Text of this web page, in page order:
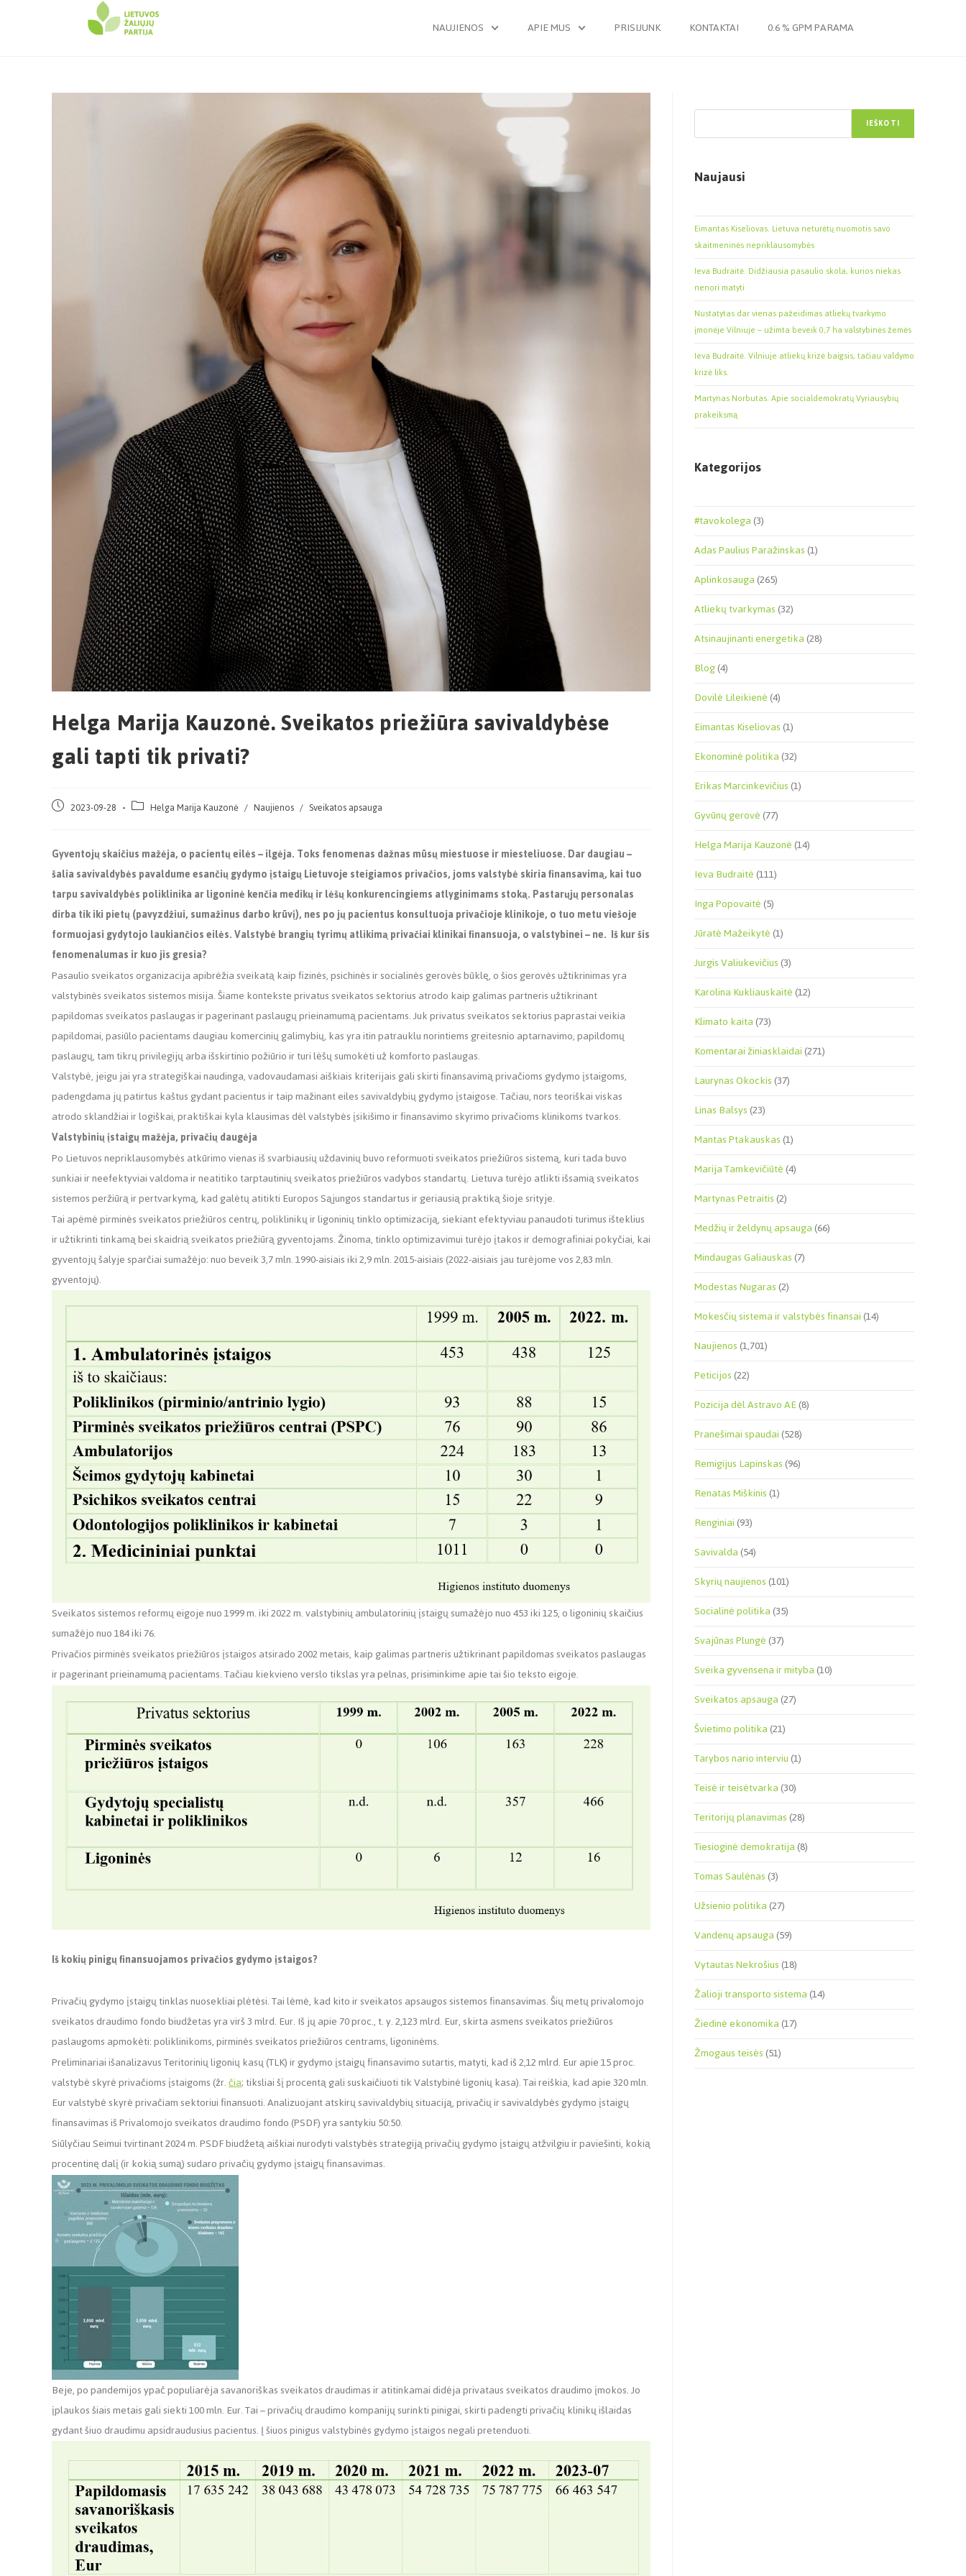
NAUJIENOS APIE MUS PRISIJUNK KONTAKTAI 0.6 % GPM PARAMA
Helga Marija Kauzonė. Sveikatos priežiūra savivaldybėse
gali tapti tik privati?
2023-09-28 Helga Marija Kauzonė / Naujienos / Sveikatos apsauga
Gyventojų skaičius mažėja, o pacientų eilės –ilgėja. Toks fenomenas dažnas mūsų miestuose ir miesteliuose. Dar daugiau –
šalia savivaldybės pavaldume esančių gydymo įstaigų Lietuvoje steigiamos privačios, joms valstybė skiria finansavimą, kai tuo
tarpu savivaldybės poliklinika ar ligoninė kenčia medikų ir lėšų konkurencingiems atlyginimams stoką. Pastarųjų personalas
dirba tik iki pietų (pavyzdžiui, sumažinus darbo krūvį), nes po jų pacientus konsultuoja privačioje klinikoje, o tuo metu viešoje
formuojasi gydytojo laukiančios eilės. Valstybė brangių tyrimų atlikimą privačiai klinikai finansuoja, o valstybinei – ne. Iš kur šis
fenomenalumas ir kuo jis gresia?
Pasaulio sveikatos organizacija apibrėžia sveikatą kaip fizinės, psichinės ir socialinės gerovės būklę, o šios gerovės užtikrinimas yra
valstybinės sveikatos sistemos misija. Šiame kontekste privatus sveikatos sektorius atrodo kaip galimas partneris užtikrinant
papildomas sveikatos paslaugas ir pagerinant paslaugų prieinamumą pacientams. Juk privatus sveikatos sektorius paprastai veikia
papildomai, pasiūlo pacientams daugiau komercinių galimybių, kas yra itin patrauklu norintiems greitesnio aptarnavimo, papildomų
paslaugų, tam tikrų privilegijų arba išskirtinio požiūrio ir turi lėšų sumokėti už komforto paslaugas.
Valstybė, jeigu jai yra strategiškai naudinga, vadovaudamasi aiškiais kriterijais gali skirti finansavimą privačioms gydymo įstaigoms,
padengdama jų patirtus kaštus gydant pacientus ir taip mažinant eiles savivaldybių gydymo įstaigose. Tačiau, nors teoriškai viskas
atrodo sklandžiai ir logiškai, praktiškai kyla klausimas dėl valstybės įsikišimo ir finansavimo skyrimo privačioms klinikoms tvarkos.
Valstybinių įstaigų mažėja, privačių daugėja
Po Lietuvos nepriklausomybės atkūrimo vienas iš svarbiausių uždavinių buvo reformuoti sveikatos priežiūros sistemą, kuri tada buvo
sunkiai ir neefektyviai valdoma ir neatitiko tarptautinių sveikatos priežiūros vadybos standartų. Lietuva turėjo atlikti išsamią sveikatos
sistemos peržiūrą ir pertvarkymą, kad galėtų atitikti Europos Sąjungos standartus ir geriausią praktiką šioje srityje.
Tai apėmė pirminės sveikatos priežiūros centrų, poliklinikų ir ligoninių tinklo optimizaciją, siekiant efektyviau panaudoti turimus išteklius
ir užtikrinti tinkamą bei skaidrią sveikatos priežiūrą gyventojams. Žinoma, tinklo optimizavimui turėjo įtakos ir demografiniai pokyčiai, kai
gyventojų šalyje sparčiai sumažėjo: nuo beveik 3,7 mln. 1990-aisiais iki 2,9 mln. 2015-aisiais (2022-aisiais jau turėjome vos 2,83 mln.
gyventojų).
Sveikatos sistemos reformų eigoje nuo 1999 m. iki 2022 m. valstybinių ambulatorinių įstaigų sumažėjo nuo 453 iki 125, o ligoninių skaičius
sumažėjo nuo 184 iki 76.
Privačios pirminės sveikatos priežiūros įstaigos atsirado 2002 metais, kaip galimas partneris užtikrinant papildomas sveikatos paslaugas
ir pagerinant prieinamumą pacientams. Tačiau kiekvieno verslo tikslas yra pelnas, prisiminkime apie tai šio teksto eigoje.
Iš kokių pinigų finansuojamos privačios gydymo įstaigos?
Privačių gydymo įstaigų tinklas nuosekliai plėtėsi. Tai lėmė, kad kito ir sveikatos apsaugos sistemos finansavimas. Šių metų privalomojo
sveikatos draudimo fondo biudžetas yra virš 3 mlrd. Eur. Iš jų apie 70 proc., t. y. 2,123 mlrd. Eur, skirta asmens sveikatos priežiūros
paslaugoms apmokėti: poliklinikoms, pirminės sveikatos priežiūros centrams, ligoninėms.
Preliminariai išanalizavus Teritorinių ligonių kasų (TLK) ir gydymo įstaigų finansavimo sutartis, matyti, kad iš 2,12 mlrd. Eur apie 15 proc.
valstybė skyrė privačioms įstaigoms (žr.čia; tiksliai šį procentą gali suskaičiuoti tik Valstybinė ligonių kasa). Tai reiškia, kad apie 320 mln.
Eur valstybė skyrė privačiam sektoriui finansuoti. Analizuojant atskirų savivaldybių situaciją, privačių ir savivaldybės gydymo įstaigų
finansavimas iš Privalomojo sveikatos draudimo fondo (PSDF) yra santykiu 50:50.
Siūlyčiau Seimui tvirtinant 2024 m. PSDF biudžetą aiškiai nurodyti valstybės strategiją privačių gydymo įstaigų atžvilgiu ir paviešinti, kokią
procentinę dalį (ir kokią sumą) sudaro privačių gydymo įstaigų finansavimas.
Beje, po pandemijos ypač populiarėja savanoriškas sveikatos draudimas ir atitinkamai didėja privataus sveikatos draudimo įmokos. Jo
įplaukos šiais metais gali siekti 100 mln. Eur. Tai – privačių draudimo kompanijų surinkti pinigai, skirti padengti privačių klinikų išlaidas
gydant šiuo draudimu apsidraudusius pacientus. Į šiuos pinigus valstybinės gydymo įstaigos negali pretenduoti.
IEŠKOTI
Naujausi
Eimantas Kiseliovas. Lietuva neturėtų nuomotis savo
skaitmeninės nepriklausomybės
Ieva Budraitė. Didžiausia pasaulio skola, kurios niekas
nenori matyti
Nustatytas dar vienas pažeidimas atliekų tvarkymo
įmonėje Vilniuje – užimta beveik 0,7 ha valstybinės žemės
Ieva Budraitė. Vilniuje atliekų krizė baigsis, tačiau valdymo
krizė liks.
Martynas Norbutas. Apie socialdemokratų Vyriausybių
prakeiksmą
Kategorijos
#tavokolega(3)
Adas Paulius Paražinskas(1)
Aplinkosauga(265)
Atliekų tvarkymas(32)
Atsinaujinanti energetika(28)
Blog(4)
Dovilė Lileikienė(4)
Eimantas Kiseliovas(1)
Ekonominė politika(32)
Erikas Marcinkevičius(1)
Gyvūnų gerovė(77)
Helga Marija Kauzonė(14)
Ieva Budraitė(111)
Inga Popovaitė(5)
Jūratė Mažeikytė(1)
Jurgis Valiukevičius(3)
Karolina Kukliauskaitė(12)
Klimato kaita(73)
Komentarai žiniasklaidai(271)
Laurynas Okockis(37)
Linas Balsys(23)
Mantas Ptakauskas(1)
Marija Tamkevičiūtė(4)
Martynas Petraitis(2)
Medžių ir želdynų apsauga(66)
Mindaugas Galiauskas(7)
Modestas Nugaras(2)
Mokesčių sistema ir valstybės finansai(14)
Naujienos(1,701)
Peticijos(22)
Pozicija dėl Astravo AE(8)
Pranešimai spaudai(528)
Remigijus Lapinskas(96)
Renatas Miškinis(1)
Renginiai(93)
Savivalda(54)
Skyrių naujienos(101)
Socialinė politika(35)
Svajūnas Plungė(37)
Sveika gyvensena ir mityba(10)
Sveikatos apsauga(27)
Švietimo politika(21)
Tarybos nario interviu(1)
Teisė ir teisėtvarka(30)
Teritorijų planavimas(28)
Tiesioginė demokratija(8)
Tomas Saulėnas(3)
Užsienio politika(27)
Vandenų apsauga(59)
Vytautas Nekrošius(18)
Žalioji transporto sistema(14)
Žiedinė ekonomika(17)
Žmogaus teisės(51)